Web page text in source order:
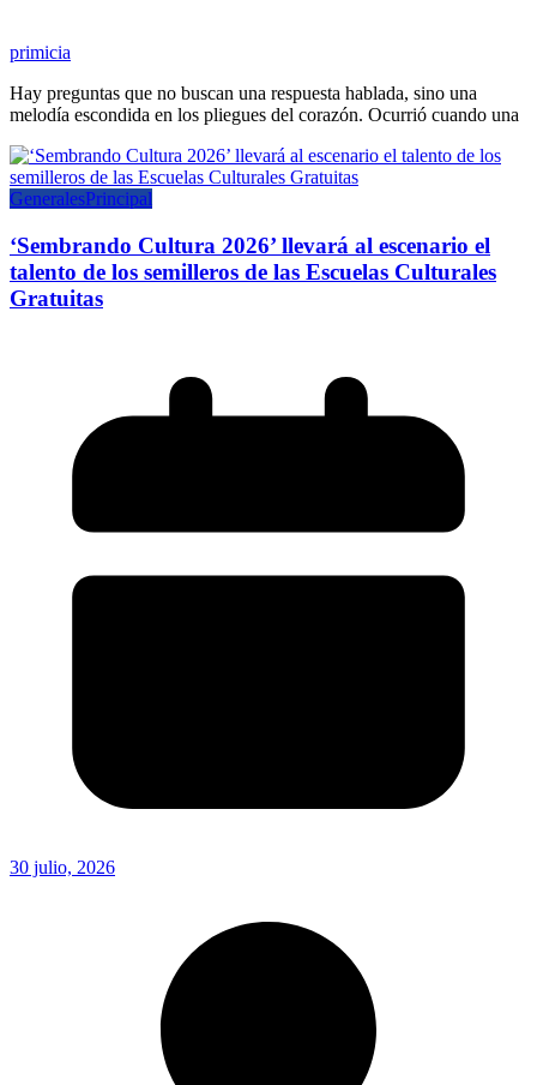
primicia
Hay preguntas que no buscan una respuesta hablada, sino una
melodía escondida en los pliegues del corazón. Ocurrió cuando una
GeneralesPrincipal
‘Sembrando Cultura 2026’ llevará al escenario el
talento de los semilleros de las Escuelas Culturales
Gratuitas
30 julio, 2026